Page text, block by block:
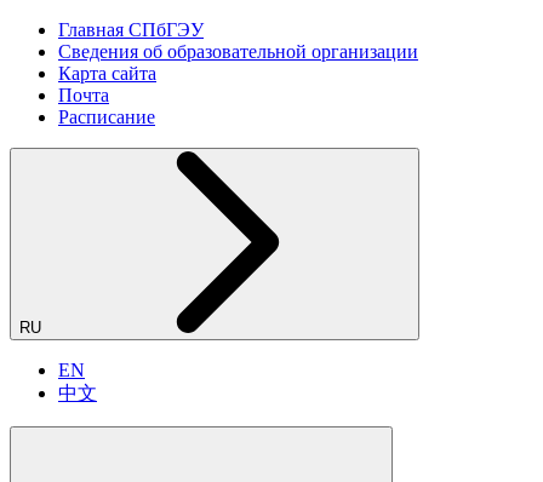
Главная СПбГЭУ
Сведения об образовательной организации
Карта сайта
Почта
Расписание
RU
EN
中文